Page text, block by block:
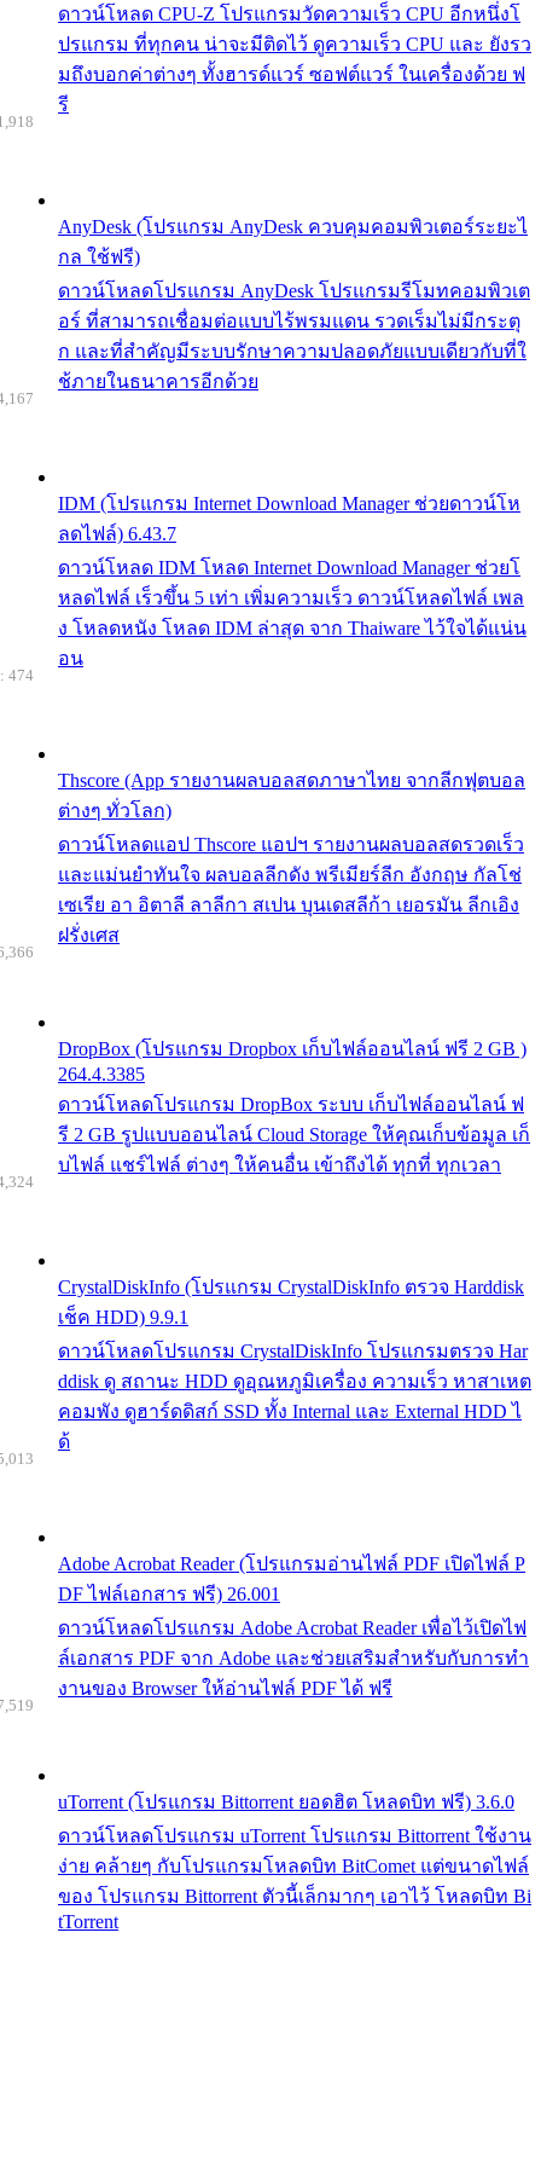
ดาวน์โหลด CPU-Z โปรแกรมวัดความเร็ว CPU อีกหนึ่งโ
ปรแกรม ที่ทุกคน น่าจะมีติดไว้ ดูความเร็ว CPU และ ยังรว
มถึงบอกค่าต่างๆ ทั้งฮารด์แวร์ ซอฟต์แวร์ ในเครื่องด้วย ฟ
รี
AnyDesk (โปรแกรม AnyDesk ควบคุมคอมพิวเตอร์ระยะไ
กล ใช้ฟรี)
ดาวน์โหลดโปรแกรม AnyDesk โปรแกรมรีโมทคอมพิวเต
อร์ ที่สามารถเชื่อมต่อแบบไร้พรมแดน รวดเร็มไม่มีกระตุ
ก และที่สำคัญมีระบบรักษาความปลอดภัยแบบเดียวกับที่ใ
ช้ภายในธนาคารอีกด้วย
IDM (โปรแกรม Internet Download Manager ช่วยดาวน์โห
ลดไฟล์) 6.43.7
ดาวน์โหลด IDM โหลด Internet Download Manager ช่วยโ
หลดไฟล์ เร็วขึ้น 5 เท่า เพิ่มความเร็ว ดาวน์โหลดไฟล์ เพล
ง โหลดหนัง โหลด IDM ล่าสุด จาก Thaiware ไว้ใจได้แน่น
อน
Thscore (App รายงานผลบอลสดภาษาไทย จากลีกฟุตบอล
ต่างๆ ทั่วโลก)
ดาวน์โหลดแอป Thscore แอปฯ รายงานผลบอลสดรวดเร็ว
และแม่นยำทันใจ ผลบอลลีกดัง พรีเมียร์ลีก อังกฤษ กัลโช่
เซเรีย อา อิตาลี ลาลีกา สเปน บุนเดสลีก้า เยอรมัน ลีกเอิง
ฝรั่งเศส
474
DropBox (โปรแกรม Dropbox เก็บไฟล์ออนไลน์ ฟรี 2 GB )
264.4.3385
ดาวน์โหลดโปรแกรม DropBox ระบบ เก็บไฟล์ออนไลน์ ฟ
รี 2 GB รูปแบบออนไลน์ Cloud Storage ให้คุณเก็บข้อมูล เก็
บไฟล์ แชร์ไฟล์ ต่างๆ ให้คนอื่น เข้าถึงได้ ทุกที่ ทุกเวลา
CrystalDiskInfo (โปรแกรม CrystalDiskInfo ตรวจ Harddisk
เช็ค HDD) 9.9.1
ดาวน์โหลดโปรแกรม CrystalDiskInfo โปรแกรมตรวจ Har
ddisk ดู สถานะ HDD ดูอุณหภูมิเครื่อง ความเร็ว หาสาเหต
คอมพัง ดูฮาร์ดดิสก์ SSD ทั้ง Internal และ External HDD ไ
ด้
Adobe Acrobat Reader (โปรแกรมอ่านไฟล์ PDF เปิดไฟล์ P
DF ไฟล์เอกสาร ฟรี) 26.001
ดาวน์โหลดโปรแกรม Adobe Acrobat Reader เพื่อไว้เปิดไฟ
ล์เอกสาร PDF จาก Adobe และช่วยเสริมสำหรับกับการทำ
งานของ Browser ให้อ่านไฟล์ PDF ได้ ฟรี
uTorrent (โปรแกรม Bittorrent ยอดฮิต โหลดบิท ฟรี) 3.6.0
ดาวน์โหลดโปรแกรม uTorrent โปรแกรม Bittorrent ใช้งาน
ง่าย คล้ายๆ กับโปรแกรมโหลดบิท BitComet แต่ขนาดไฟล์
ของ โปรแกรม Bittorrent ตัวนี้เล็กมากๆ เอาไว้ โหลดบิท Bi
tTorrent